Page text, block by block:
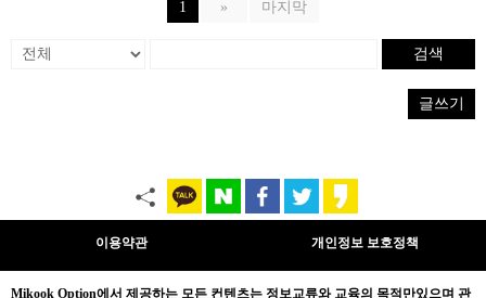
1 » 마지막
검색
글쓰기
이용약관 개인정보 보호정책
Mikook Option에서 제공하는 모든 컨텐츠는 정보교류와 교육의 목적만있으며 관